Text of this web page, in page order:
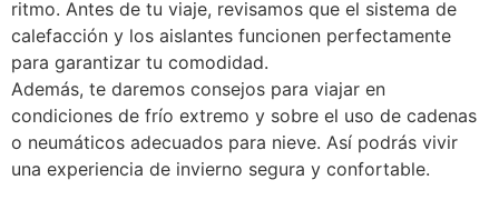
ritmo. Antes de tu viaje, revisamos que el sistema de
calefacción y los aislantes funcionen perfectamente
para garantizar tu comodidad.
Además, te daremos consejos para viajar en
condiciones de frío extremo y sobre el uso de cadenas
o neumáticos adecuados para nieve. Así podrás vivir
una experiencia de invierno segura y confortable.